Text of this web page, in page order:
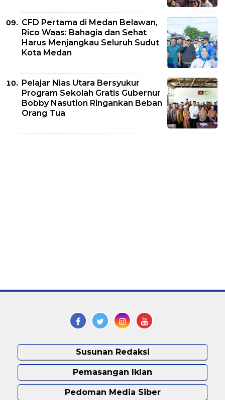
CFD Pertama di Medan Belawan,
Rico Waas: Bahagia dan Sehat
Harus Menjangkau Seluruh Sudut
Kota Medan
Pelajar Nias Utara Bersyukur
Program Sekolah Gratis Gubernur
Bobby Nasution Ringankan Beban
Orang Tua
Susunan Redaksi
Pemasangan Iklan
Pedoman Media Siber